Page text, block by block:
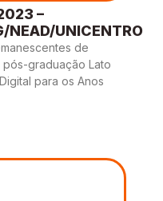
–
NEAD/UNICENTRO
de
graduação Lato
para os Anos